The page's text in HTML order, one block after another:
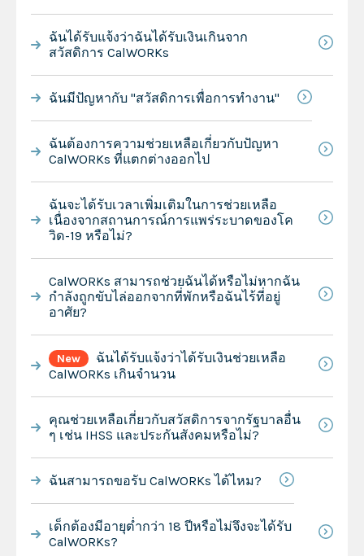
ฉันได้รับแจ้งว่าฉันได้รับเงินเกินจาก
สวัสดิการ CalWORKs
ฉันมีปัญหากับ "สวัสดิการเพื่อการทำงาน"
ฉันต้องการความช่วยเหลือเกี่ยวกับปัญหา
CalWORKs ที่แตกต่างออกไป
ฉันจะได้รับเวลาเพิ่มเติมในการช่วยเหลือ
เนื่องจากสถานการณ์การแพร่ระบาดของโค
วิด-19 หรือไม่?
CalWORKs สามารถช่วยฉันได้หรือไม่หากฉัน
กำลังถูกขับไล่ออกจากที่พักหรือฉันไร้ที่อยู่
อาศัย?
New
ฉันได้รับแจ้งว่าได้รับเงินช่วยเหลือ
CalWORKs เกินจำนวน
คุณช่วยเหลือเกี่ยวกับสวัสดิการจากรัฐบาลอื่น
ๆ เช่น IHSS และประกันสังคมหรือไม่?
ฉันสามารถขอรับ CalWORKs ได้ไหม?
เด็กต้องมีอายุต่ำกว่า 18 ปีหรือไม่จึงจะได้รับ
CalWORKs?